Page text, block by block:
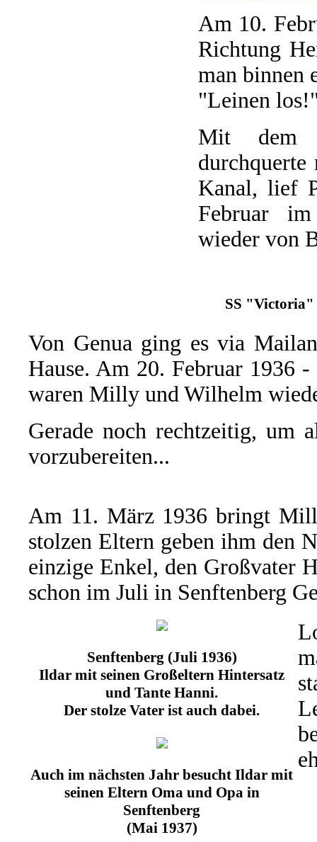
Am 10.
Richtung
man binnen
"Leinen
Mit dem
durchquerte
Kanal, lief
Februar
wieder von
SS "Victoria"
Von Genua ging es via
Hause. Am 20. Februar 1936
waren Milly und Wilhelm
Gerade noch rechtzeitig, um
vorzubereiten...
Am 11. März 1936 bringt
stolzen Eltern geben ihm den
einzige Enkel, den Großvater
schon im Juli in Senftenberg
Senftenberg (Juli 1936)
Ildar mit seinen Großeltern Hintersatz
und Tante Hanni.
Der stolze Vater ist auch dabei.
Auch im nächsten Jahr besucht Ildar mit
seinen Eltern Oma und Opa in
Senftenberg
(Mai 1937)